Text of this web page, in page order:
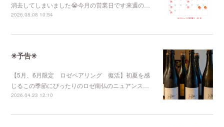
消去してしまいました😭今月の営業日です来週の…
2026.08.08 10:54
✳︎予告✳︎
【5月、6月限定 ロゼペアリング 復活】初夏を感
じるこの季節にぴったりのロゼ南仏のニュアンス…
2026.04.23 12:10